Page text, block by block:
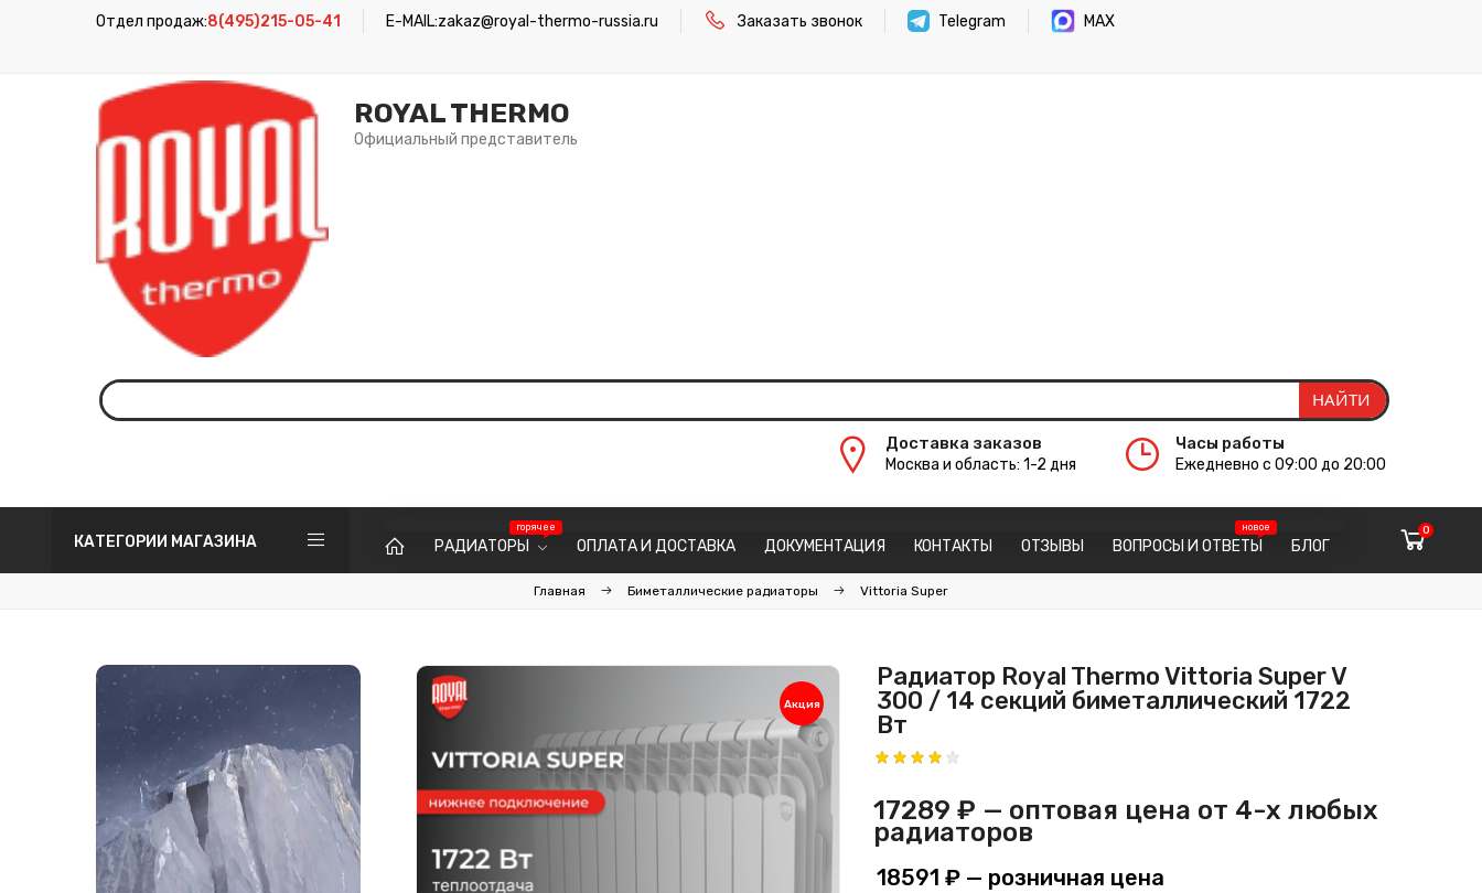
Отдел продаж:8(495)215-05-41 E-MAIL:zakaz@royal-thermo-russia.ru Заказать звонок Telegram MAX
ROYAL THERMO
Официальный представитель
Доставка заказов
Москва и область: 1-2 дня
Часы работы
Ежедневно с 09:00 до 20:00
КАТЕГОРИИ МАГАЗИНА РАДИАТОРЫ ОПЛАТА И ДОСТАВКА ДОКУМЕНТАЦИЯ КОНТАКТЫ ОТЗЫВЫ ВОПРОСЫ И ОТВЕТЫ БЛОГ
0
Главная Биметаллические радиаторы Vittoria Super
Акция
Радиатор Royal Thermo Vittoria Super V
300 / 14 секций биметаллический 1722
Вт
17289 ₽ — оптовая цена от 4-х любых
радиаторов
18591 ₽ — розничная цена